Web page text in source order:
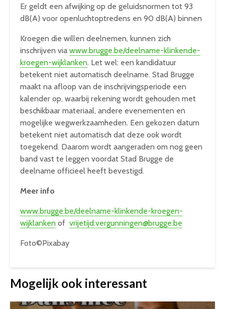
Er geldt een afwijking op de geluidsnormen tot 93
dB(A) voor openluchtoptredens en 90 dB(A) binnen
Kroegen die willen deelnemen, kunnen zich
inschrijven via www.brugge.be/deelname-klinkende-
kroegen-wijklanken. Let wel: een kandidatuur
betekent niet automatisch deelname. Stad Brugge
maakt na afloop van de inschrijvingsperiode een
kalender op, waarbij rekening wordt gehouden met
beschikbaar materiaal, andere evenementen en
mogelijke wegwerkzaamheden. Een gekozen datum
betekent niet automatisch dat deze ook wordt
toegekend. Daarom wordt aangeraden om nog geen
band vast te leggen voordat Stad Brugge de
deelname officieel heeft bevestigd.
Meer info
www.brugge.be/deelname-klinkende-kroegen-
wijklanken of vrijetijd.vergunningen@brugge.be
Foto©Pixabay
Mogelijk ook interessant